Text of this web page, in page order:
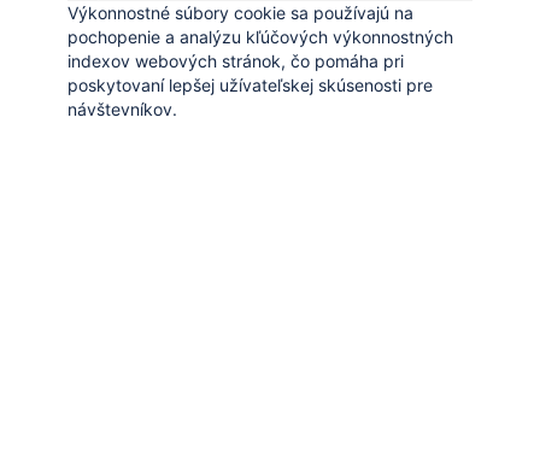
Výkonnostné súbory cookie sa používajú na
pochopenie a analýzu kľúčových výkonnostných
indexov webových stránok, čo pomáha pri
poskytovaní lepšej užívateľskej skúsenosti pre
návštevníkov.